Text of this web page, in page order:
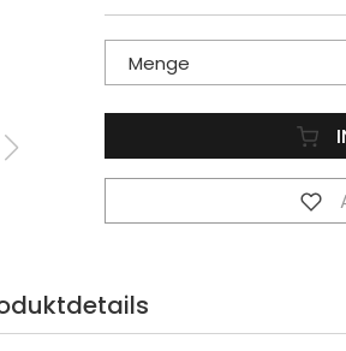
Menge